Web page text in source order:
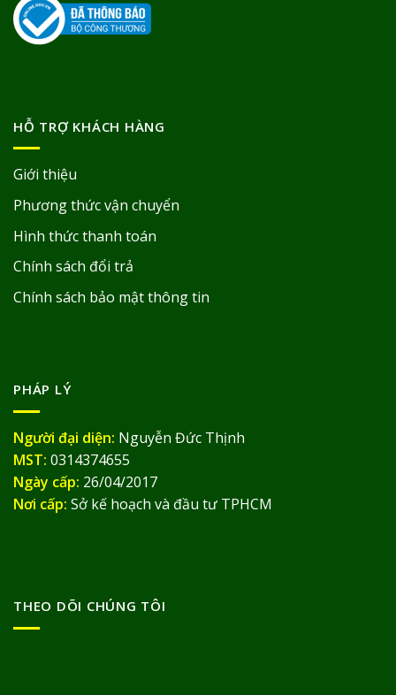
HỖ TRỢ KHÁCH HÀNG
Giới thiệu
Phương thức vận chuyển
Hình thức thanh toán
Chính sách đổi trả
Chính sách bảo mật thông tin
PHÁP LÝ
Người đại diện: Nguyễn Đức Thịnh
MST: 0314374655
Ngày cấp: 26/04/2017
Nơi cấp: Sở kế hoạch và đầu tư TPHCM
THEO DÕI CHÚNG TÔI